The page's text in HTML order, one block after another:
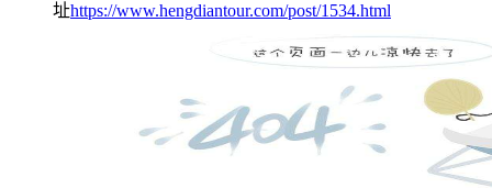
址https://www.hengdiantour.com/post/1534.html